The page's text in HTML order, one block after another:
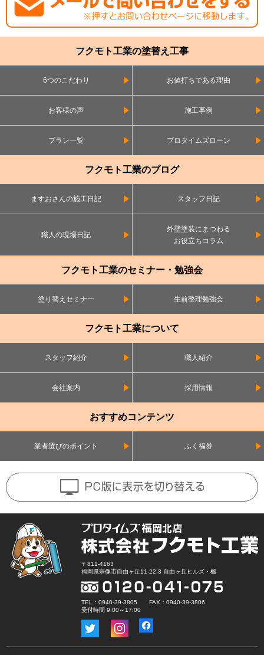
フクモト工業の塗替え工事
6つのこだわり お値打ちである理由
お客様の声 施工事例
プラン一覧 プロタイムズローン
フクモト工業のブログ
ますおさんの施工日記 スタッフ日記
職人の現場日記
外壁塗装にまつわる
お役立ちコラム
フクモト工業のセミナー・勉強会
塗り替えセミナー 生前整理勉強会
フクモト工業について
スタッフ紹介 職人紹介
会社案内 採用情報
おすすめコンテンツ
業者選びのポイント ふく福券
〒811-4163
福岡県宗像市自由ヶ丘11-22-3 自由ヶ丘ヒルズ・楓
TEL：0940-39-3805 FAX：0940-39-3806
受付時間 9:00～17:00